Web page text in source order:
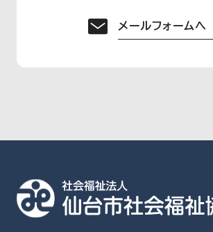
メールフォームへ